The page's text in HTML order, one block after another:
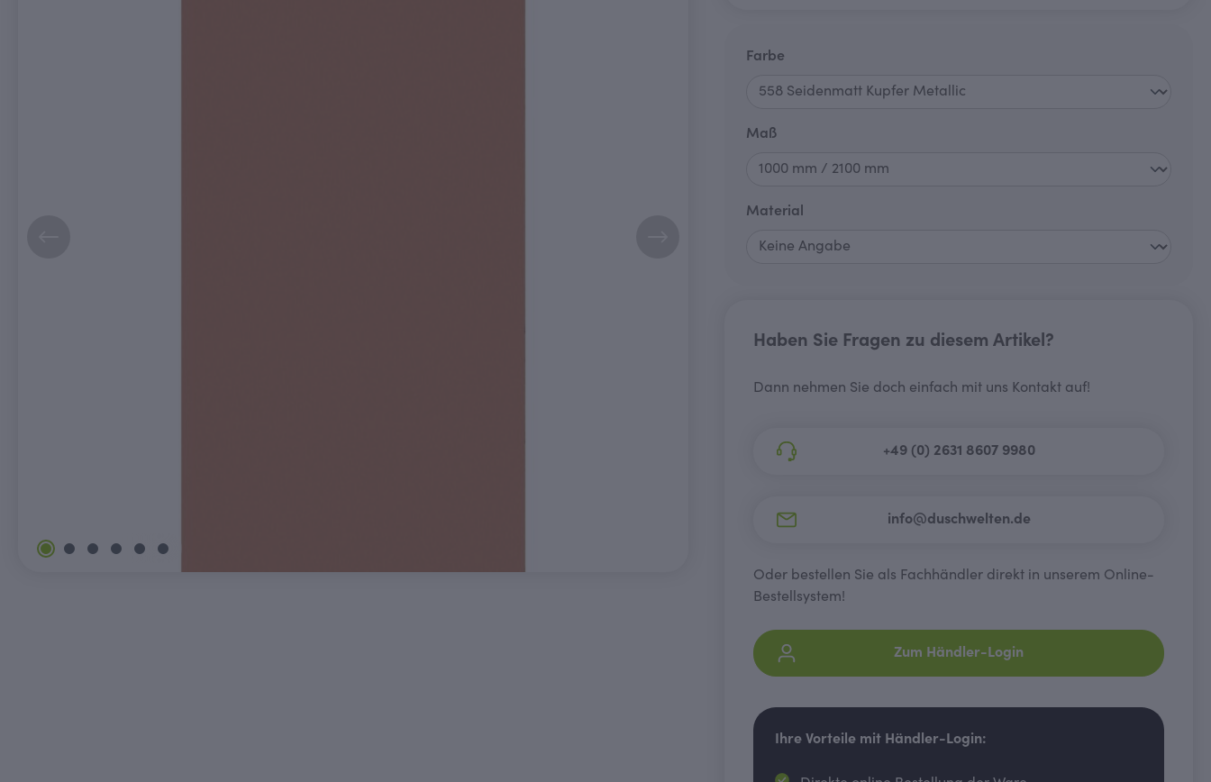
Farbe
Maßauswählen
Material
Haben Sie Fragen zu diesem Artikel?
Dann nehmen Sie doch einfach mit uns Kontakt auf!
+49 (0) 2631 8607 9980
info@duschwelten.de
Oder bestellen Sie als Fachhändler direkt in unserem Online-
Bestellsystem!
Zum Händler-Login
Ihre Vorteile mit Händler-Login: